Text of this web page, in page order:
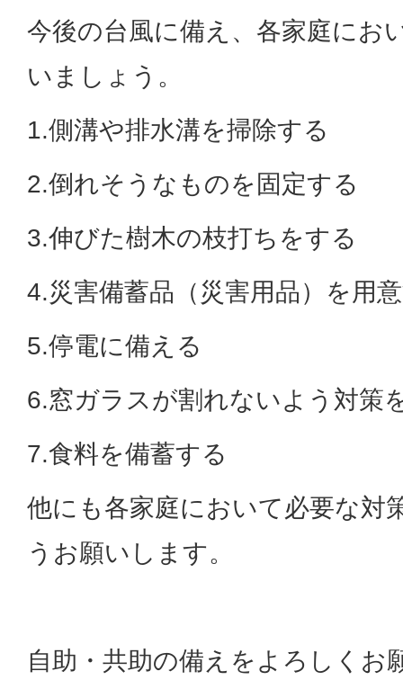
今後の台風に備え、各家庭にお
いましょう。
1.側溝や排水溝を掃除する
2.倒れそうなものを固定する
3.伸びた樹木の枝打ちをする
4.災害備蓄品（災害用品）を用
5.停電に備える
6.窓ガラスが割れないよう対策
7.食料を備蓄する
他にも各家庭において必要な対
うお願いします。
自助・共助の備えをよろしくお